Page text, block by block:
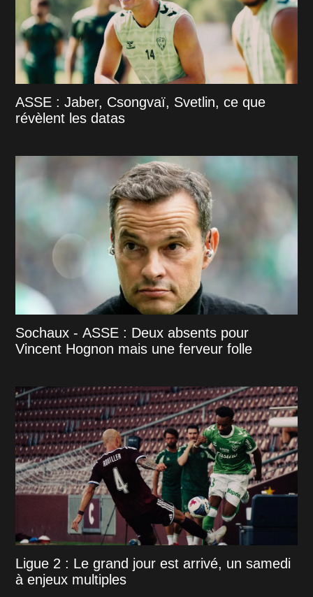
ASSE : Jaber, Csongvaï, Svetlin, ce que
révèlent les datas
Sochaux - ASSE : Deux absents pour
Vincent Hognon mais une ferveur folle
Ligue 2 : Le grand jour est arrivé, un samedi
à enjeux multiples